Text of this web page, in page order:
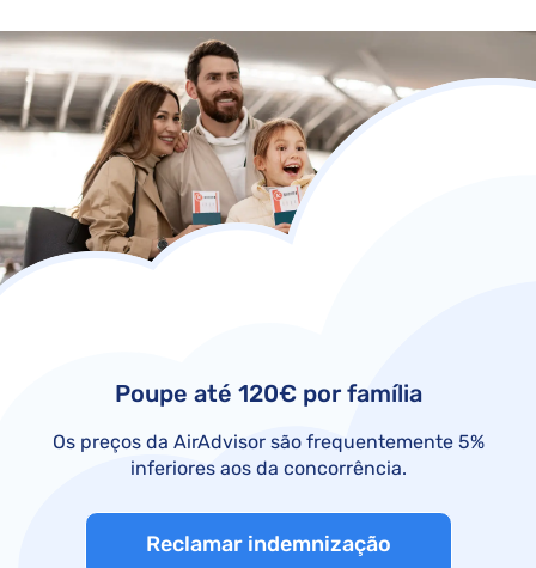
Poupe até 120€ por família
Os preços da AirAdvisor são frequentemente 5%
inferiores aos da concorrência.
Reclamar indemnização